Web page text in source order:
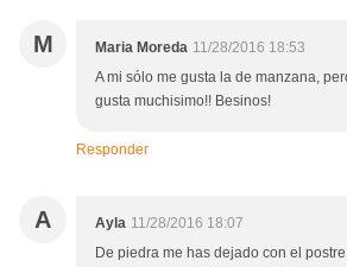
M Maria Moreda 11/28/2016 18:53
A mi sólo me gusta la de manzana,
gusta muchisimo!! Besinos!
Responder
A Ayla 11/28/2016 18:07
De piedra me has dejado con el